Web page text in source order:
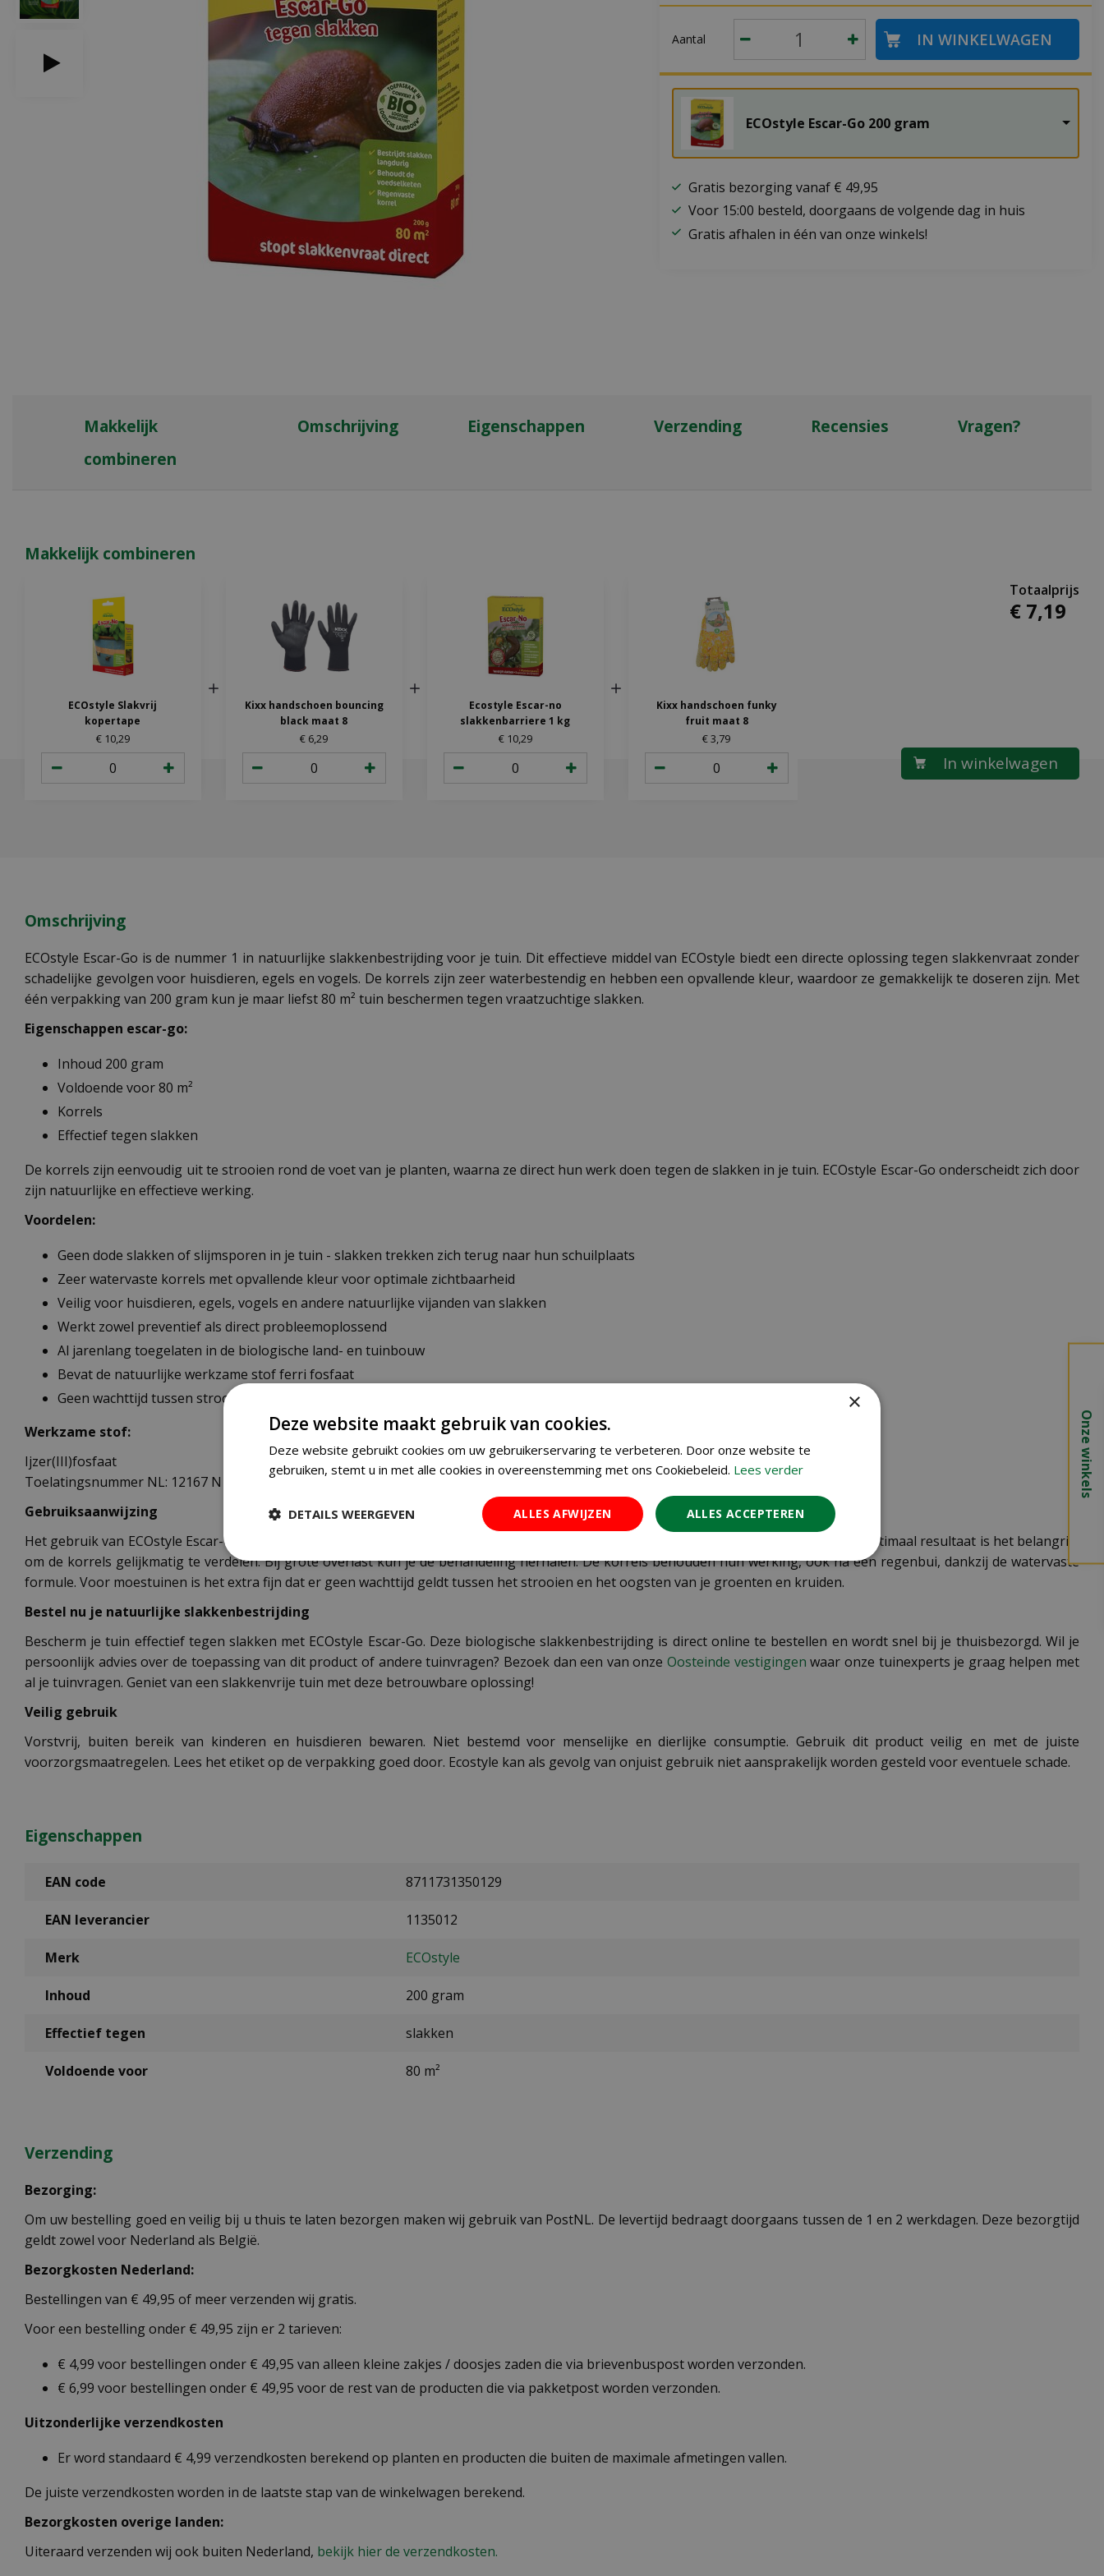
Aantal
ECOstyle Escar-Go 200 gram
Gratis bezorging vanaf € 49,95
Voor 15:00 besteld, doorgaans de volgende dag in huis
Gratis afhalen in één van onze winkels!
Makkelijk
combineren
Omschrijving Eigenschappen Verzending Recensies Vragen?
Makkelijk combineren
ECOstyle Slakvrij
kopertape
€ 10,29
Kixx handschoen bouncing
black maat 8
€ 6,29
Ecostyle Escar-no
slakkenbarriere 1 kg
€ 10,29
Kixx handschoen funky
fruit maat 8
€3,79
€ 7,19
Omschrijving
ECOstyle Escar-Go is de nummer 1 in natuurlijke slakkenbestrijding voor je tuin. Dit effectieve middel van ECOstyle biedt een directe oplossing tegen slakkenvraat zonder
schadelijke gevolgen voor huisdieren, egels en vogels. De korrels zijn zeer waterbestendig en hebben een opvallende kleur, waardoor ze gemakkelijk te doseren zijn. Met
één verpakking van 200 gram kun je maar liefst 80 m² tuin beschermen tegen vraatzuchtige slakken.
Eigenschappen escar-go:
Inhoud 200 gram
Voldoende voor 80 m²
Korrels
Effectief tegen slakken
De korrels zijn eenvoudig uit te strooien rond de voet van je planten, waarna ze direct hun werk doen tegen de slakken in je tuin. ECOstyle Escar-Go onderscheidt zich door
zijn natuurlijke en effectieve werking.
Voordelen:
Geen dode slakken of slijmsporen in je tuin - slakken trekken zich terug naar hun schuilplaats
Zeer watervaste korrels met opvallende kleur voor optimale zichtbaarheid
Veilig voor huisdieren, egels, vogels en andere natuurlijke vijanden van slakken
Werkt zowel preventief als direct probleemoplossend
Al jarenlang toegelaten in de biologische land- en tuinbouw
Bevat de natuurlijke werkzame stof ferri fosfaat
Geen wachttijd tussen strooien en oogsten in de moestuin
Werkzame stof:
Ijzer(III)fosfaat
Toelatingsnummer NL: 12167 N
Gebruiksaanwijzing
Het gebruik van ECOstyle Escar-Go is eenvoudig. Strooi de korrels dun uit rond de voet van de planten die je wilt beschermen. Voor een optimaal resultaat is het belangrijk
om de korrels gelijkmatig te verdelen. Bij grote overlast kun je de behandeling herhalen. De korrels behouden hun werking, ook na een regenbui, dankzij de watervaste
formule. Voor moestuinen is het extra fijn dat er geen wachttijd geldt tussen het strooien en het oogsten van je groenten en kruiden.
Bestel nu je natuurlijke slakkenbestrijding
Bescherm je tuin effectief tegen slakken met ECOstyle Escar-Go. Deze biologische slakkenbestrijding is direct online te bestellen en wordt snel bij je thuisbezorgd. Wil je
persoonlijk advies over de toepassing van dit product of andere tuinvragen? Bezoek dan een van onze Oosteinde vestigingen waar onze tuinexperts je graag helpen met
al je tuinvragen. Geniet van een slakkenvrije tuin met deze betrouwbare oplossing!
Veilig gebruik
Vorstvrij, buiten bereik van kinderen en huisdieren bewaren. Niet bestemd voor menselijke en dierlijke consumptie. Gebruik dit product veilig en met de juiste
voorzorgsmaatregelen. Lees het etiket op de verpakking goed door. Ecostyle kan als gevolg van onjuist gebruik niet aansprakelijk worden gesteld voor eventuele schade.
Eigenschappen
EAN code 8711731350129
EAN leverancier 1135012
Merk ECOstyle
Inhoud 200 gram
Effectief tegen slakken
Voldoende voor 80 m²
Verzending
Bezorging:
Om uw bestelling goed en veilig bij u thuis te laten bezorgen maken wij gebruik van PostNL. De levertijd bedraagt doorgaans tussen de 1 en 2 werkdagen. Deze bezorgtijd
geldt zowel voor Nederland als België.
Bezorgkosten Nederland:
Bestellingen van € 49,95 of meer verzenden wij gratis.
Voor een bestelling onder € 49,95 zijn er 2 tarieven:
€ 4,99 voor bestellingen onder € 49,95 van alleen kleine zakjes / doosjes zaden die via brievenbuspost worden verzonden.
€ 6,99 voor bestellingen onder € 49,95 voor de rest van de producten die via pakketpost worden verzonden.
Uitzonderlijke verzendkosten
Er word standaard € 4,99 verzendkosten berekend op planten en producten die buiten de maximale afmetingen vallen.
De juiste verzendkosten worden in de laatste stap van de winkelwagen berekend.
Bezorgkosten overige landen:
Uiteraard verzenden wij ook buiten Nederland, bekijk hier de verzendkosten.
Onze winkels
×
Deze website maakt gebruik van cookies.
Deze website gebruikt cookies om uw gebruikerservaring te verbeteren. Door onze website te
gebruiken, stemt u in met alle cookies in overeenstemming met ons Cookiebeleid. Lees verder
ALLES ACCEPTEREN
ALLES AFWIJZEN
DETAILS WEERGEVEN